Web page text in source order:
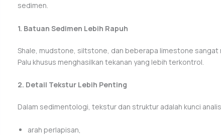
sedimen.
1. Batuan Sedimen Lebih Rapuh
Shale, mudstone, siltstone, dan beberapa limestone sangat
Palu khusus menghasilkan tekanan yang lebih terkontrol.
2. Detail Tekstur Lebih Penting
Dalam sedimentologi, tekstur dan struktur adalah kunci
arah perlapisan,